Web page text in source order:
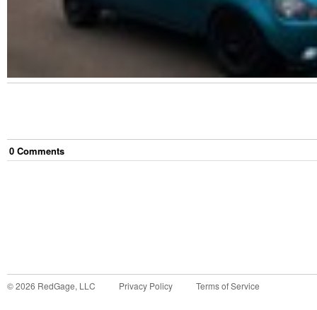
0 Comments
©2026 RedGage, LLC Privacy Policy Terms of Service